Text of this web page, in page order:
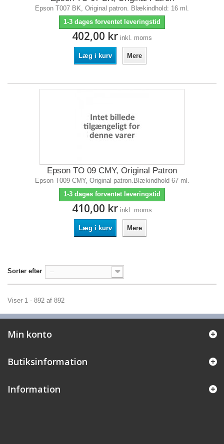
Epson T007 BK, Original patron. Blækindhold: 16 ml.
1-3 dages forventet leveringstid
402,00 kr inkl. moms
Læg i kurv Mere
Epson TO 09 CMY, Original Patron
Epson T009 CMY, Original patron.Blækindhold 67 ml.
1-3 dages forventet leveringstid
410,00 kr inkl. moms
Læg i kurv Mere
Sorter efter --
Viser 1 - 892 af 892
Min konto
Butiksinformation
Information